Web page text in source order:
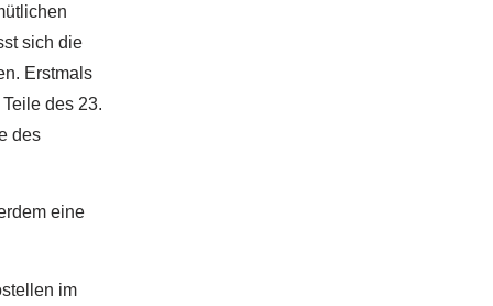
sich die
Erstmals
des 23.
des
eine
im